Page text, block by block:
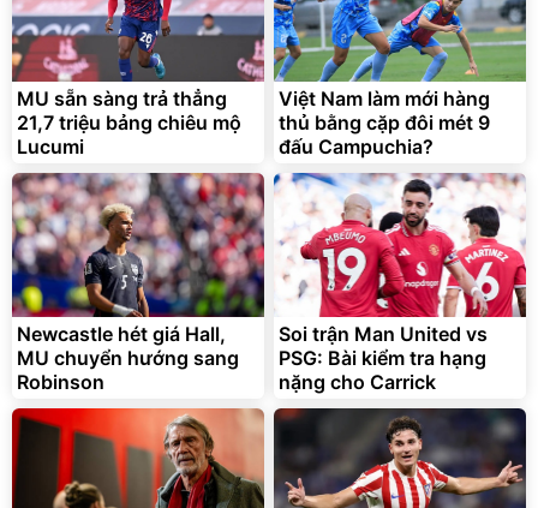
MU sẵn sàng trả thẳng
21,7 triệu bảng chiêu mộ
Lucumi
Việt Nam làm mới hàng
thủ bằng cặp đôi mét 9
đấu Campuchia?
Newcastle hét giá Hall,
MU chuyển hướng sang
Robinson
Soi trận Man United vs
PSG: Bài kiểm tra hạng
nặng cho Carrick